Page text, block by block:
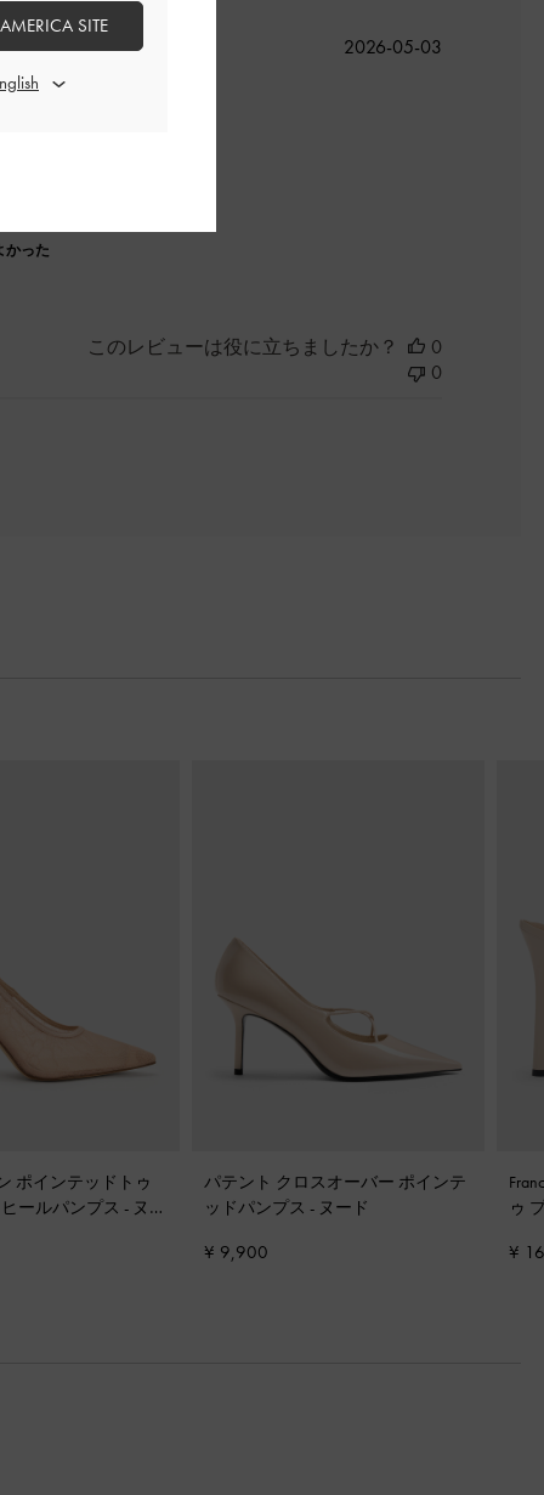
かった
公
2026-05-03
このレビューは役に立ちましたか？
0
0
ポインテッドトゥ
ールパンプス - ヌー
パテント クロスオーバー ポインテ
ッドパンプス - ヌード
¥ 9,900
ゥ
¥
SITE